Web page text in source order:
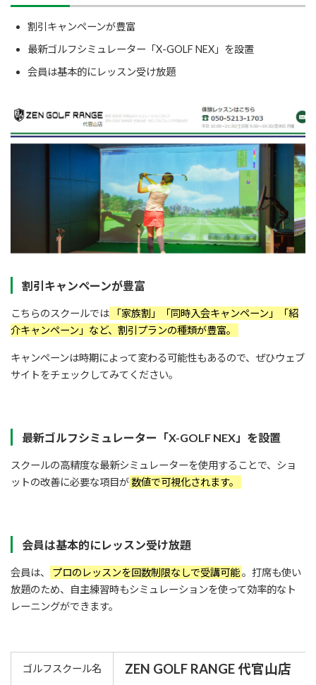
割引キャンペーンが豊富
最新ゴルフシミュレーター「X-GOLF NEX」を設置
会員は基本的にレッスン受け放題
割引キャンペーンが豊富
こちらのスクールでは 「家族割」「同時入会キャンペーン」「紹
介キャンペーン」など、割引プランの種類が豊富。
キャンペーンは時期によって変わる可能性もあるので、ぜひウェブ
サイトをチェックしてみてください。
最新ゴルフシミュレーター「X-GOLF NEX」を設置
スクールの高精度な最新シミュレーターを使用することで、ショ
ットの改善に必要な項目が数値で可視化されます。
会員は基本的にレッスン受け放題
会員は、 プロのレッスンを回数制限なしで受講可能。打席も使い
放題のため、自主練習時もシミュレーションを使って効率的なト
レーニングができます。
ゴルフスクール名 ZEN GOLF RANGE 代官山店